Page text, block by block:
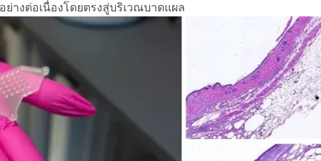
างต่อเนื่องโดยตรงสู่บริเวณบาดแผล